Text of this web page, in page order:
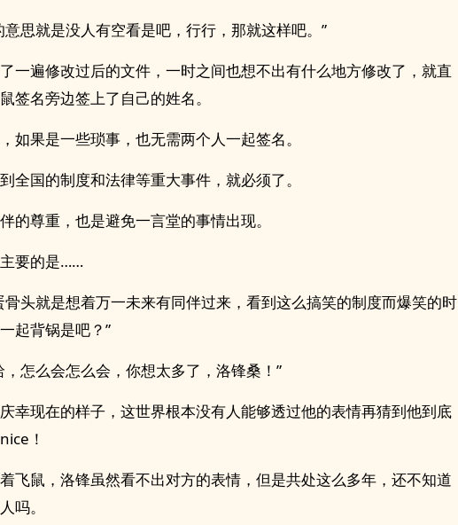
意思就是没人有空看是吧，行行，那就这样吧。”
一遍修改过后的文件，一时之间也想不出有什么地方修改了，就直
签名旁边签上了自己的姓名。
如果是一些琐事，也无需两个人一起签名。
全国的制度和法律等重大事件，就必须了。
的尊重，也是避免一言堂的事情出现。
要的是……
骨头就是想着万一未来有同伴过来，看到这么搞笑的制度而爆笑的时
起背锅是吧？”
，怎么会怎么会，你想太多了，洛锋桑！”
幸现在的样子，这世界根本没有人能够透过他的表情再猜到他到底
！
飞鼠，洛锋虽然看不出对方的表情，但是共处这么多年，还不知道
吗。